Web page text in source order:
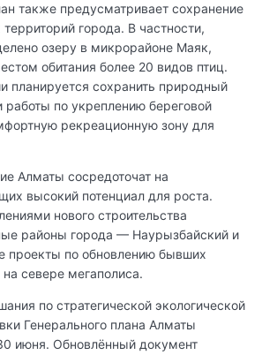
также предусматривает сохранение
города. В частности,
озеру в микрорайоне Маяк,
обитания более 20 видов птиц.
планируется сохранить природный
работы по укреплению береговой
рекреационную зону для
Алматы сосредоточат на
высокий потенциал для роста.
нового строительства
районы города — Наурызбайский и
проекты по обновлению бывших
севере мегаполиса.
по стратегической экологической
Генерального плана Алматы
июня. Обновлённый документ